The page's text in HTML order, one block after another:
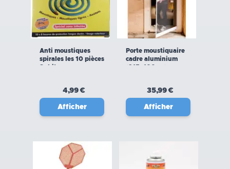
Anti moustiques
spirales les 10 pièces
Subito
4,99 €
Afficher
Porte moustiquaire
cadre aluminium
(215x100cm)
35,99 €
Afficher